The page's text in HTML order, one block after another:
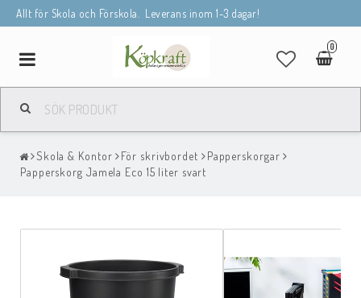
Allt för Skola och Förskola. Leverans inom 1-3 dagar!
0
Toggle
navigation
Skola & Kontor För skrivbordet
Papperskorgar
Papperskorg Jamela Eco 15 liter svart